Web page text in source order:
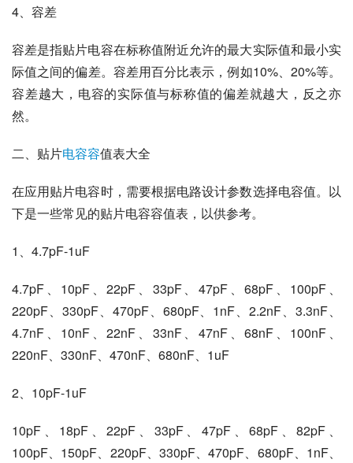
4、容差
容差是指贴片电容在标称值附近允许的最大实际值和最小实
际值之间的偏差。容差用百分比表示，例如10%、20%等。
容差越大，电容的实际值与标称值的偏差就越大，反之亦
然。
二、贴片电容容值表大全
在应用贴片电容时，需要根据电路设计参数选择电容值。以
下是一些常见的贴片电容容值表，以供参考。
1、4.7pF-1uF
4.7pF、10pF、22pF、33pF、47pF、68pF、100pF、
220pF、330pF、470pF、680pF、1nF、2.2nF、3.3nF、
4.7nF、10nF、22nF、33nF、47nF、68nF、100nF、
220nF、330nF、470nF、680nF、1uF
2、10pF-1uF
10pF、18pF、22pF、33pF、47pF、68pF、82pF、
100pF、150pF、220pF、330pF、470pF、680pF、1nF、